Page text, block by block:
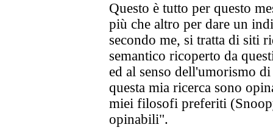
Questo è tutto per questo
più che altro per dare un
secondo me, si tratta di siti
semantico ricoperto da
ed al senso dell'umorismo
questa mia ricerca sono
miei filosofi preferiti
opinabili".